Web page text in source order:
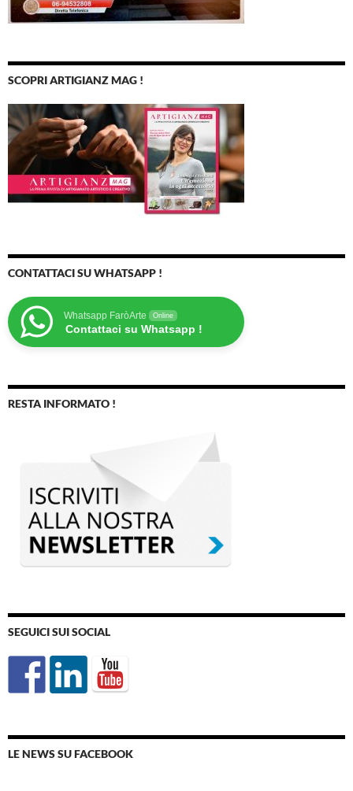
SCOPRI ARTIGIANZ MAG !
CONTATTACI SU WHATSAPP !
Whatsapp FaròArte Online
Contattaci su Whatsapp !
RESTA INFORMATO !
SEGUICI SUI SOCIAL
LE NEWS SU FACEBOOK